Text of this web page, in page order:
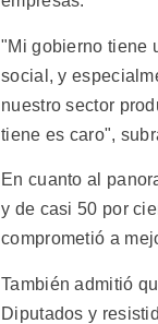
"Mi gobierno tiene
social, y
nuestro sector
tiene es caro",
En cuanto al
y de casi 50 por
comprometió a
También admitió
Diputados y